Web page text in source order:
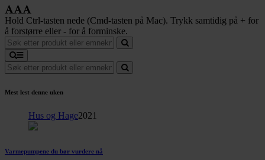
Hold Ctrl-tasten nede (Cmd-tasten på Mac). Trykk samtidig på + for
å forstørre eller - for å forminske.
Mest lest denne uken
Hus og Hage2021
Varmepumpene du bør vurdere nå